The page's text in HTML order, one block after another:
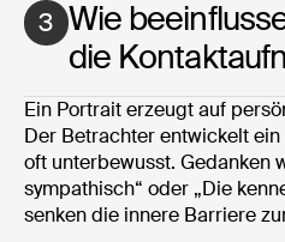
3 Wie
die
Ein Portrait erzeugt auf
Der Betrachter entwickelt
oft unterbewusst. Gedanken
sympathisch“ oder „Die
senken die innere Barriere